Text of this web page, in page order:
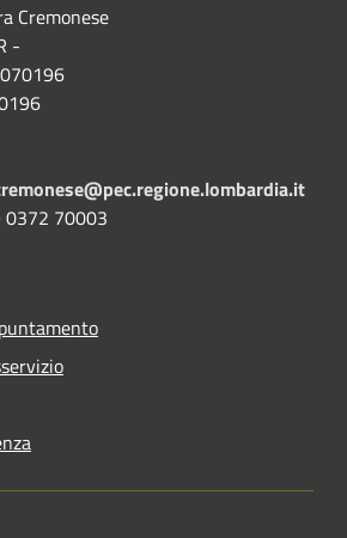
Cremonese
-
0372 70003